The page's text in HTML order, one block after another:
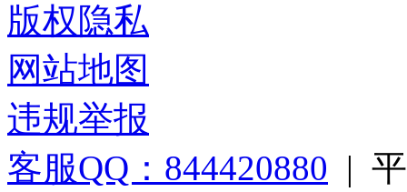
版权隐私
网站地图
违规举报
客服QQ：844420880 |